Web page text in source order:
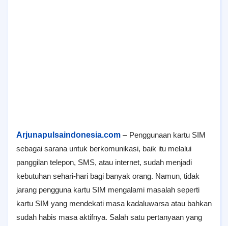
Arjunapulsaindonesia.com – Penggunaan kartu SIM
sebagai sarana untuk berkomunikasi, baik itu melalui
panggilan telepon, SMS, atau internet, sudah menjadi
kebutuhan sehari-hari bagi banyak orang. Namun, tidak
jarang pengguna kartu SIM mengalami masalah seperti
kartu SIM yang mendekati masa kadaluwarsa atau bahkan
sudah habis masa aktifnya. Salah satu pertanyaan yang